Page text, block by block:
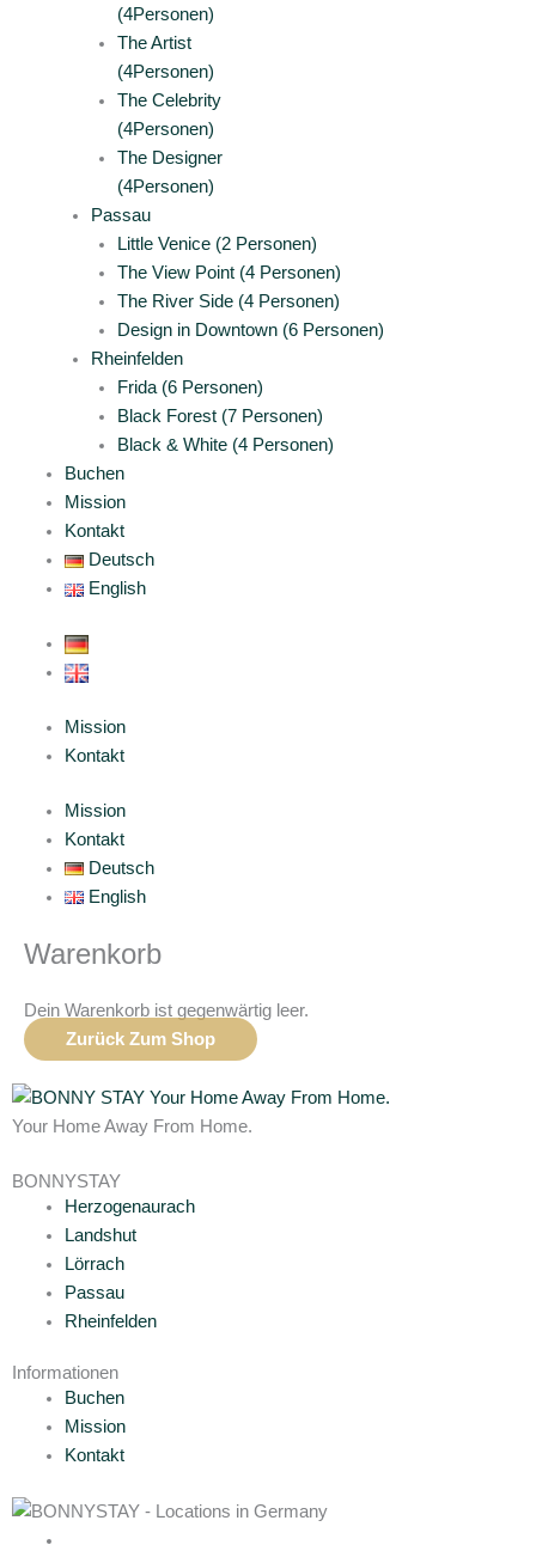
(4Personen)
The Artist
(4Personen)
The Celebrity
(4Personen)
The Designer
(4Personen)
Passau
Little Venice (2 Personen)
The View Point (4 Personen)
The River Side (4 Personen)
Design in Downtown (6 Personen)
Rheinfelden
Frida (6 Personen)
Black Forest (7 Personen)
Black & White (4 Personen)
Buchen
Mission
Kontakt
Deutsch
English
Mission
Kontakt
Mission
Kontakt
Deutsch
English
Warenkorb
Dein Warenkorb ist gegenwärtig leer.
Zurück Zum Shop
Your Home Away From Home.
BONNYSTAY
Herzogenaurach
Landshut
Lörrach
Passau
Rheinfelden
Informationen
Buchen
Mission
Kontakt